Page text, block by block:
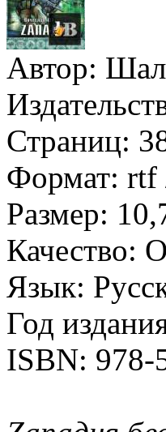
Автор:
Страниц:
Формат: rtf
Размер:
Качество:
Язык:
Год
ISBN: 978-